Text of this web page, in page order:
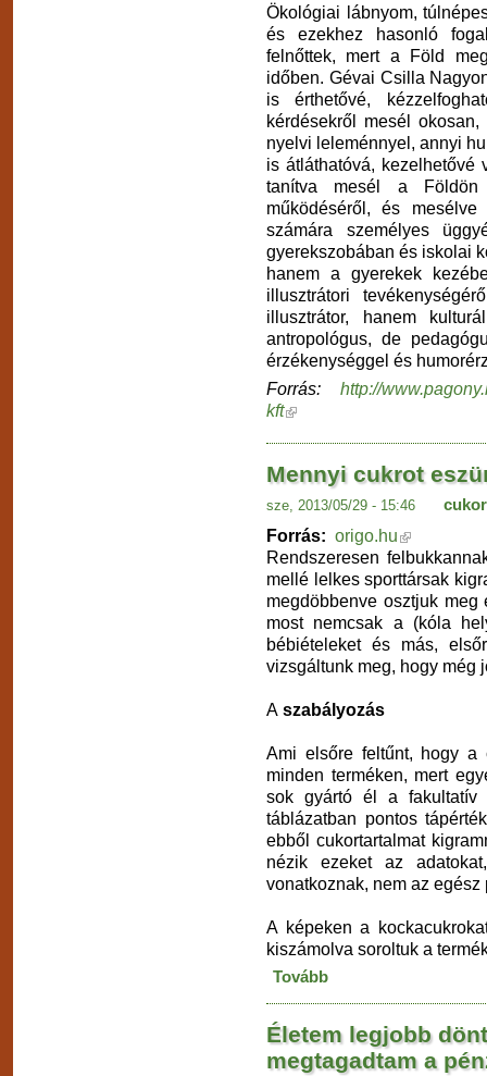
Ökológiai lábnyom,
és ezekhez hasonló
felnőttek, mert a Föld
időben. Gévai Csilla
is érthetővé,
kérdésekről mesél
nyelvi leleménnyel, annyi
is átláthatóvá,
tanítva mesél a Földön
működéséről, és
számára személyes
gyerekszobában és iskolai
hanem a gyerekek
illusztrátori
illusztrátor, hanem
antropológus, de
érzékenységgel és
Forrás: http://
kft
Mennyi cukrot
sze, 2013/05/29 - 15:46 cukor
Forrás: origo.hu
Rendszeresen
mellé lelkes sporttársak
megdöbbenve osztjuk
most nemcsak a (kóla
bébiételeket és más,
vizsgáltunk meg, hogy még
A szabályozás
Ami elsőre feltűnt, hogy a
minden terméken, mert
sok gyártó él a fakultatív
táblázatban pontos
ebből cukortartalmat
nézik ezeket az
vonatkoznak, nem az
A képeken a
kiszámolva soroltuk a
Tovább
Életem legjobb
megtagadtam a